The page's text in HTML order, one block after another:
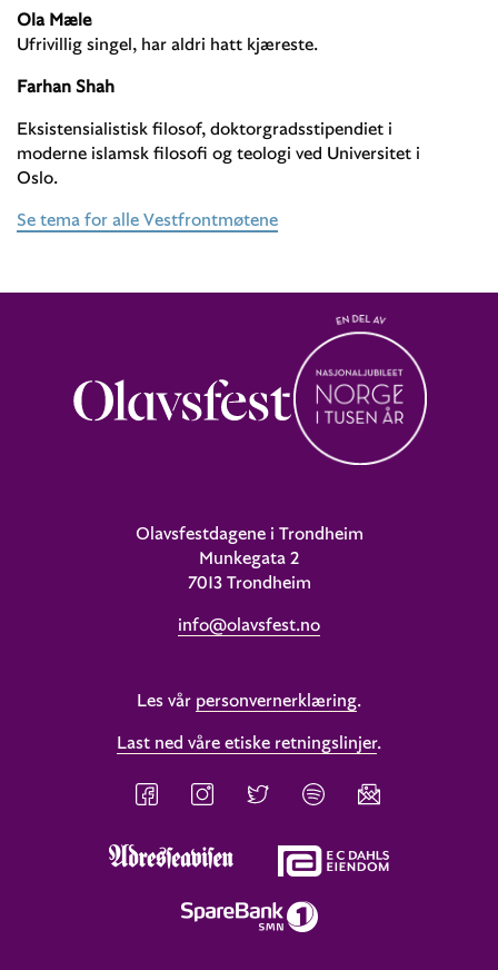
Ola Mæle
Ufrivillig singel, har aldri hatt kjæreste.
Farhan Shah
Eksistensialistisk filosof, doktorgradsstipendiet i
moderne islamsk filosofi og teologi ved Universitet i
Oslo.
Se tema for alle Vestfrontmøtene
Olavsfestdagene i Trondheim
Munkegata 2
7013 Trondheim
info@olavsfest.no
Les vår personvernerklæring.
Last ned våre etiske retningslinjer.